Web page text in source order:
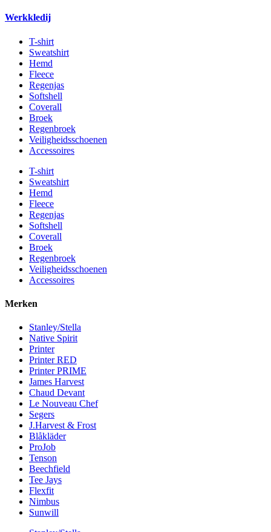
Werkkledij
T-shirt
Sweatshirt
Hemd
Fleece
Regenjas
Softshell
Coverall
Broek
Regenbroek
Veiligheidsschoenen
Accessoires
T-shirt
Sweatshirt
Hemd
Fleece
Regenjas
Softshell
Coverall
Broek
Regenbroek
Veiligheidsschoenen
Accessoires
Merken
Stanley/Stella
Native Spirit
Printer
Printer RED
Printer PRIME
James Harvest
Chaud Devant
Le Nouveau Chef
Segers
J.Harvest & Frost
Blåkläder
ProJob
Tenson
Beechfield
Tee Jays
Flexfit
Nimbus
Sunwill